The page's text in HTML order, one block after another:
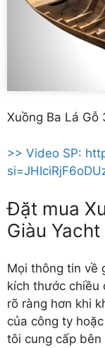
Xuồng Ba Lá Gỗ
>> Video SP:
Đặt mua
Giàu Yacht
Mọi thông tin về
kích thước chiều
rõ ràng hơn khi
của công ty
tôi cung cấp bên